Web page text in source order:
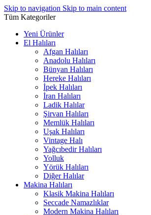
Skip to navigation Skip to main content
Tüm Kategoriler
Yeni Ürünler
El Halıları
Afgan Halıları
Anadolu Halıları
Bünyan Halıları
Hereke Halıları
İpek Halıları
İran Halıları
Ladik Halılar
Şirvan Halıları
Memlük Halıları
Uşak Halıları
Vintage Halı
Yağcıbedir Halıları
Yolluk
Yörük Halıları
Diğer Halılar
Makina Halıları
Klasik Makina Halıları
Seccade Namazlıklar
Modern Makina Halıları